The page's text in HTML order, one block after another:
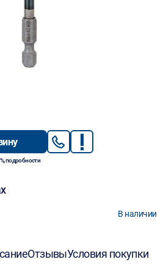
подробности
В наличии
ОтзывыУсловия покупки